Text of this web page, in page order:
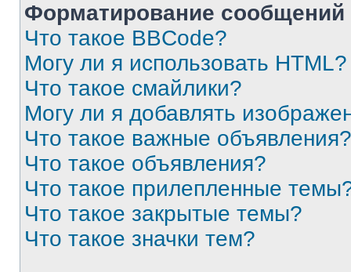
Форматирование
Что такое BBCode?
Могу ли я использовать HTML?
Что такое смайлики?
Могу ли я добавлять
Что такое важные объявления?
Что такое объявления?
Что такое прилепленные
Что такое закрытые темы?
Что такое значки тем?